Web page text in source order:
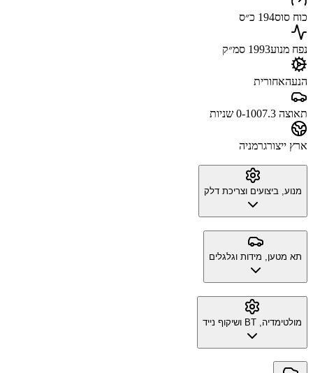
כוח סוס194 כ״ס
נפח מנוע1993 סמ״ק
הנעהאחורית
תאוצה 0-100 7.3 שניות
ארץ ייצורגרמניה
מנוע, ביצועים וצריכת דלק
תא מטען, מידות וגלגלים
מולטימדיה, BT ושיקוף נייד